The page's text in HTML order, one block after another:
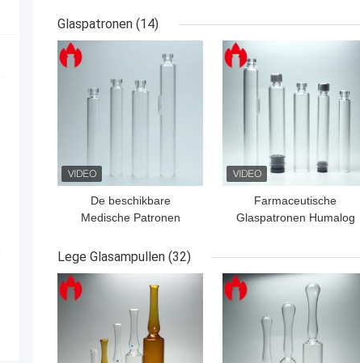
glasfles
Glaspatronen (14)
De beschikbare
Medische Patronen
Vape van het Insuline
BESTE PRIJS
Farmaceutische
Glaspatronen Humalog
BESTE PRIJS
Lege Glasampullen (32)
BESTE PRIJS BESTE PRIJS